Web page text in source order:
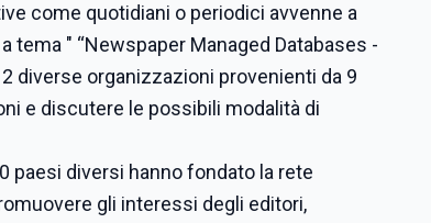
come quotidiani o periodici avvenne a
tema " “Newspaper Managed Databases -
diverse organizzazioni provenienti da 9
e discutere le possibili modalità di
paesi diversi hanno fondato la rete
gli interessi degli editori,